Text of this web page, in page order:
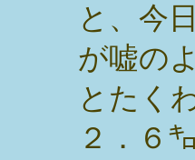
と、今
が嘘の
とたく
２．６